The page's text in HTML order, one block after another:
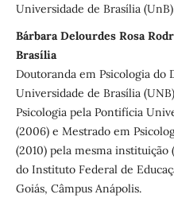
Universidade de Brasília
Bárbara Delourdes Rosa
Brasília
Doutoranda em Psicologia do
Universidade de Brasília
Psicologia pela Pontifícia
(2006) e Mestrado em
(2010) pela mesma instituição
do Instituto Federal de
Goiás, Câmpus Anápolis.